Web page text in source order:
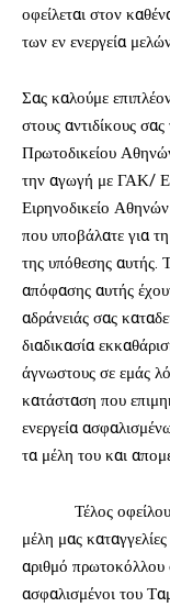
οφείλεται στον
των εν ενεργεία
Σας καλούμε
στους αντιδίκους
Πρωτοδικείου
την αγωγή με ΓΑΚ/
Ειρηνοδικείο Αθηνών
που υποβάλατε για
της υπόθεσης αυτής.
απόφασης αυτής
αδράνειάς σας
διαδικασία
άγνωστους σε εμάς
κατάσταση που
ενεργεία
τα μέλη του και
Τέλος οφείλουμε
μέλη μας
αριθμό πρωτοκόλλου
ασφαλισμένοι του